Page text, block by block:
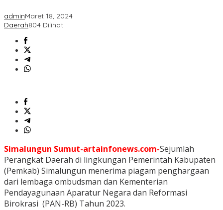
adminMaret 18, 2024
Daerah804 Dilihat
Simalungun Sumut-artainfonews.com-Sejumlah
Perangkat Daerah di lingkungan Pemerintah Kabupaten
(Pemkab) Simalungun menerima piagam penghargaan
dari lembaga ombudsman dan Kementerian
Pendayagunaan Aparatur Negara dan Reformasi
Birokrasi (PAN-RB) Tahun 2023.